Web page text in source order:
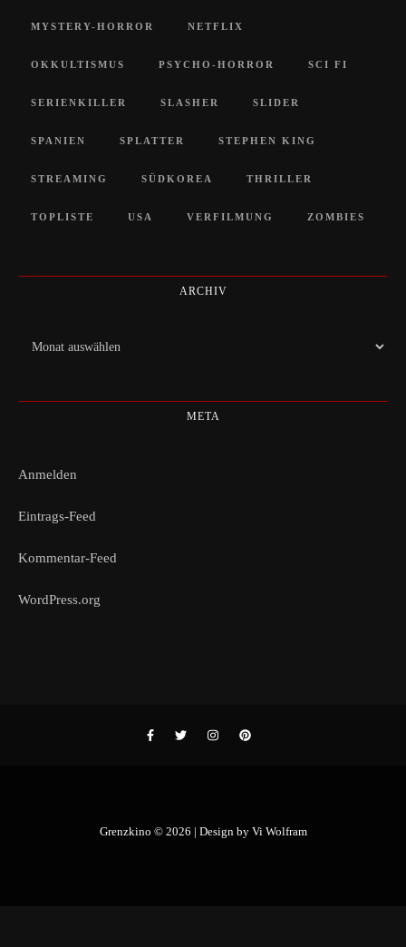
MYSTERY-HORROR NETFLIX
OKKULTISMUS PSYCHO-HORROR SCI FI
SERIENKILLER SLASHER SLIDER
SPANIEN SPLATTER STEPHEN KING
STREAMING SÜDKOREA THRILLER
TOPLISTE USA VERFILMUNG ZOMBIES
ARCHIV
Archiv
META
Anmelden
Eintrags-Feed
Kommentar-Feed
WordPress.org
Grenzkino © 2026 | Design by Vi Wolfram